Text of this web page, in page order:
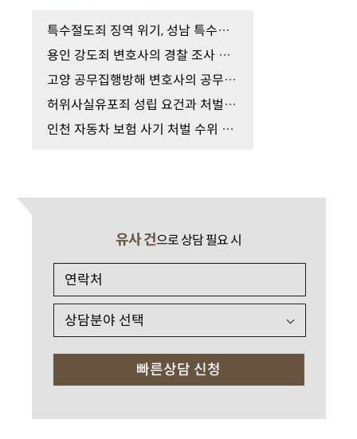
특수절도죄 징역 위기, 성남 특수절도 변호사의 경찰…
용인 강도죄 변호사의 경찰 조사 단계에서 올바른 대…
고양 공무집행방해 변호사의 공무 적법성 검토부터 …
허위사실유포죄 성립 요건과 처벌 수위, 올바른 고소…
인천 자동차 보험 사기 처벌 수위 감경을 위한 경찰 …
유사 건으로 상담 필요 시